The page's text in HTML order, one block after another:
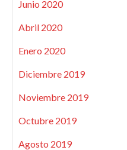
Junio 2020
Abril 2020
Enero 2020
Diciembre 2019
Noviembre 2019
Octubre 2019
Agosto 2019